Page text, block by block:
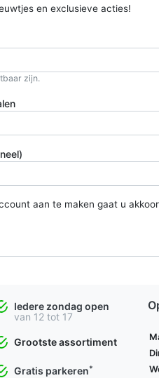
en exclusieve acties!
zijn.
aan te maken gaat u
Iedere zondag open
van 12 tot 17
Grootste assortiment
Gratis parkeren*